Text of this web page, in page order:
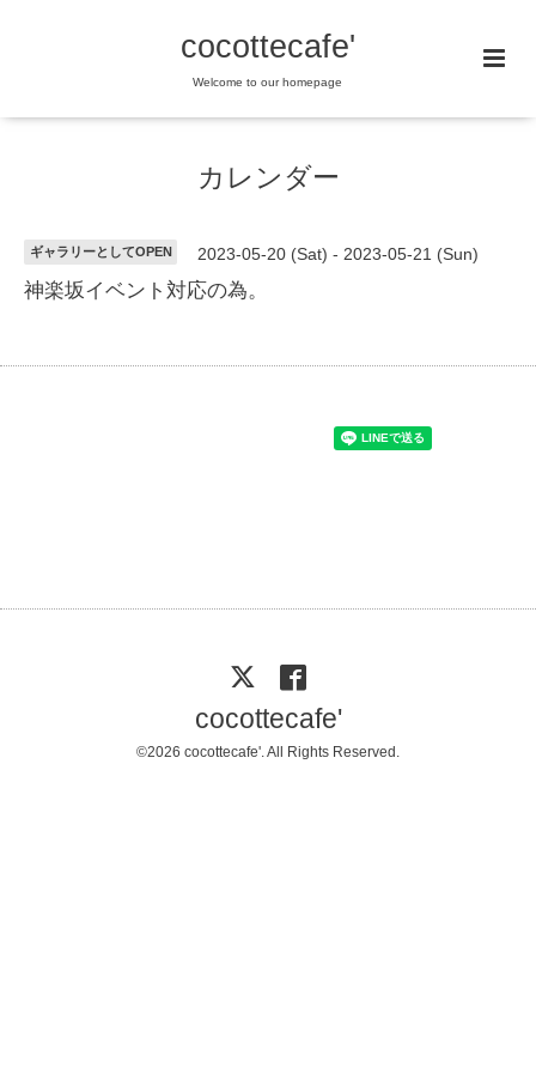
cocottecafe'
Welcome to our homepage
カレンダー
ギャラリーとしてOPEN 2023-05-20 (Sat) - 2023-05-21 (Sun)
神楽坂イベント対応の為。
cocottecafe'
©2026 cocottecafe'. All Rights Reserved.